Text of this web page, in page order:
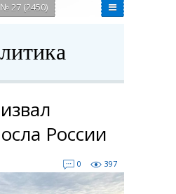
27 (2450)
России
0 397